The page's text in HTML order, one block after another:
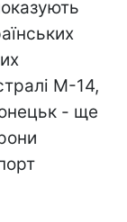
М-14,
- ще